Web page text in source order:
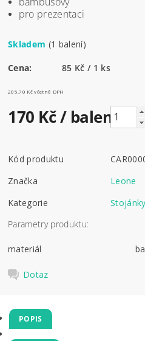
pro prezentaci
Skladem (1 balení)
Cena: 85 Kč / 1 ks
205,70 Kč včetně DPH
170 Kč/ balení
Kód produktu
Značka
Leone
Kategorie
Parametry produktu:
materiál
Dotaz
POPIS